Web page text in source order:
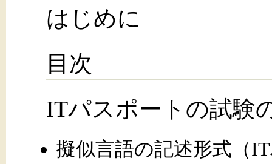
はじめに
目次
ITパスポートの試験
擬似言語の記述形式（